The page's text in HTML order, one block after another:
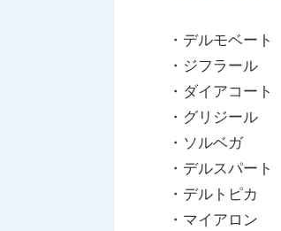
・デルモベート
・ジフラール
・ダイアコート
・グリジール
・ソルベガ
・デルスパート
・デルトピカ
・マイアロン